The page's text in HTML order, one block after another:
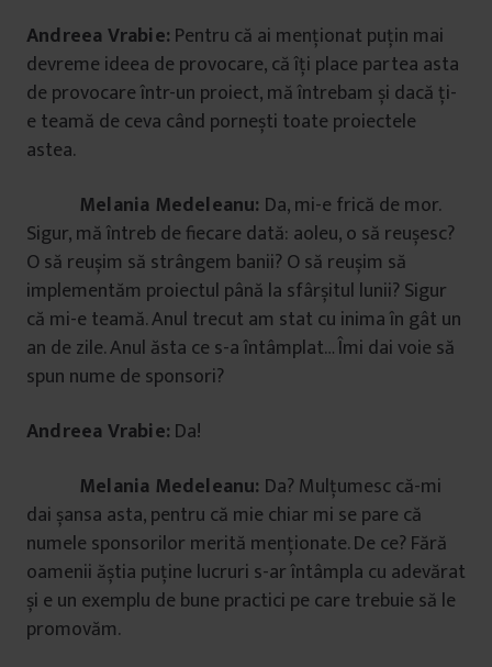
Andreea Vrabie: Pentru că ai menționat puțin mai
devreme ideea de provocare, că îți place partea asta
de provocare într-un proiect, mă întrebam și dacă ți-
e teamă de ceva când pornești toate proiectele
astea.
Melania Medeleanu: Da, mi-e frică de mor.
Sigur, mă întreb de fiecare dată: aoleu, o să reușesc?
O să reușim să strângem banii? O să reușim să
implementăm proiectul până la sfârșitul lunii? Sigur
că mi-e teamă. Anul trecut am stat cu inima în gât un
an de zile. Anul ăsta ce s-a întâmplat… Îmi dai voie să
spun nume de sponsori?
Andreea Vrabie: Da!
Melania Medeleanu: Da? Mulțumesc că-mi
dai șansa asta, pentru că mie chiar mi se pare că
numele sponsorilor merită menționate. De ce? Fără
oamenii ăștia puține lucruri s-ar întâmpla cu adevărat
și e un exemplu de bune practici pe care trebuie să le
promovăm.